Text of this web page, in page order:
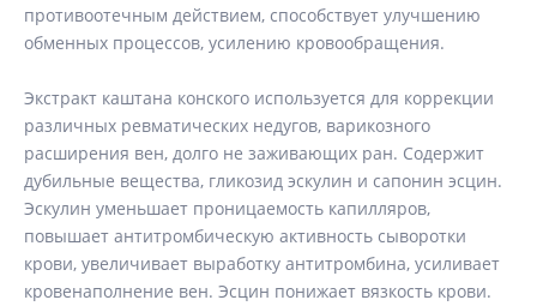
противоотечным действием, способствует улучшению
обменных процессов, усилению кровообращения.
Экстракт каштана конского используется для коррекции
различных ревматических недугов, варикозного
расширения вен, долго не заживающих ран. Содержит
дубильные вещества, гликозид эскулин и сапонин эсцин.
Эскулин уменьшает проницаемость капилляров,
повышает антитромбическую активность сыворотки
крови, увеличивает выработку антитромбина, усиливает
кровенаполнение вен. Эсцин понижает вязкость крови.